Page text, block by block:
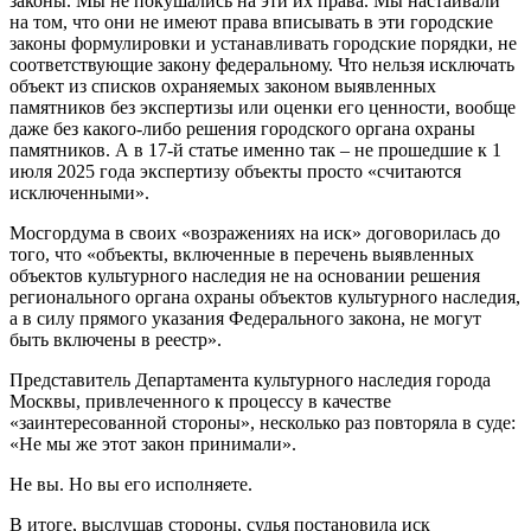
на том, что они не имеют права вписывать в эти городские
законы формулировки и устанавливать городские порядки, не
соответствующие закону федеральному. Что нельзя исключать
объект из списков охраняемых законом выявленных
памятников без экспертизы или оценки его ценности, вообще
даже без какого-либо решения городского органа охраны
памятников. А в 17-й статье именно так – не прошедшие к 1
июля 2025 года экспертизу объекты просто «считаются
исключенными».
Мосгордума в своих «возражениях на иск» договорилась до
того, что «объекты, включенные в перечень выявленных
объектов культурного наследия не на основании решения
регионального органа охраны объектов культурного наследия,
а в силу прямого указания Федерального закона, не могут
быть включены в реестр».
Представитель Департамента культурного наследия города
Москвы, привлеченного к процессу в качестве
«заинтересованной стороны», несколько раз повторяла в суде:
«Не мы же этот закон принимали».
Не вы. Но вы его исполняете.
В итоге, выслушав стороны, судья постановила иск